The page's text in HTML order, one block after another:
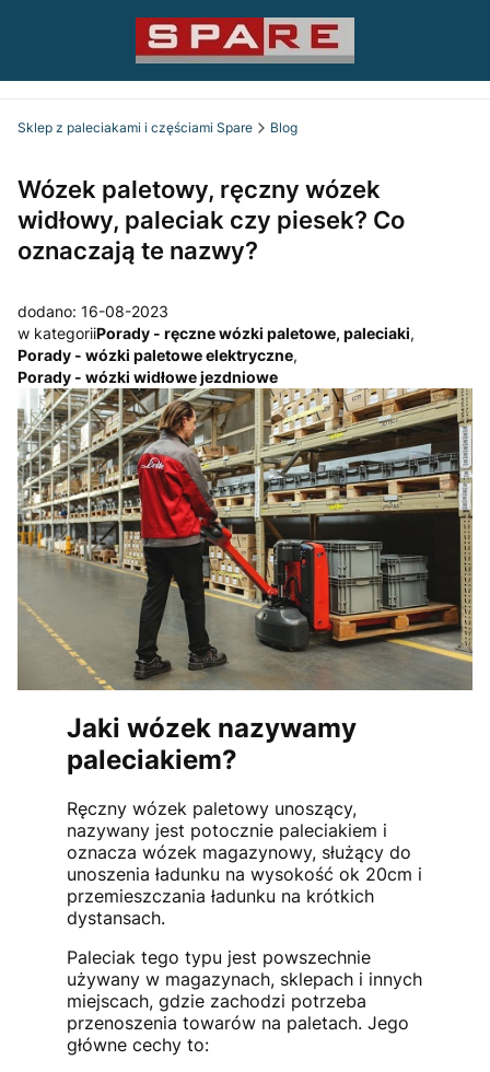
Sklep z paleciakami i częściami Spare Blog
Wózek paletowy, ręczny wózek
widłowy, paleciak czy piesek? Co
oznaczają te nazwy?
dodano: 16-08-2023
w kategoriiPorady - ręczne wózki paletowe, paleciaki,
Porady - wózki paletowe elektryczne,
Porady - wózki widłowe jezdniowe
Jaki wózek nazywamy
paleciakiem?
Ręczny wózek paletowy unoszący,
nazywany jest potocznie paleciakiem i
oznacza wózek magazynowy, służący do
unoszenia ładunku na wysokość ok 20cm i
przemieszczania ładunku na krótkich
dystansach.
Paleciak tego typu jest powszechnie
używany w magazynach, sklepach i innych
miejscach, gdzie zachodzi potrzeba
przenoszenia towarów na paletach. Jego
główne cechy to: